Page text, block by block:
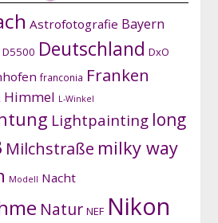
Astrofotografie Bayern
D5500 Deutschland DxO
franconia Franken
Himmel L-Winkel
Lightpainting long
Milchstraße milky way
Modell Nacht
Natur NEF Nikon